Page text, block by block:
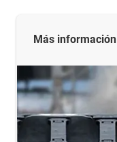
Más información